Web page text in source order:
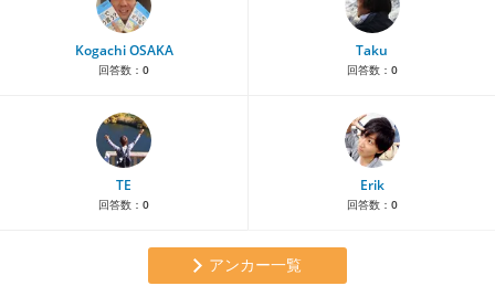
Kogachi OSAKA
回答数： 0
Taku
回答数： 0
TE
回答数： 0
Erik
回答数： 0
アンカー一覧